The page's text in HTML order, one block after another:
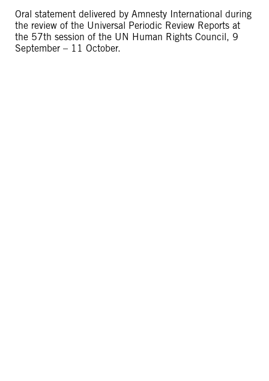
Oral statement delivered by Amnesty International during
the review of the Universal Periodic Review Reports at
the 57th session of the UN Human Rights Council, 9
September – 11 October.